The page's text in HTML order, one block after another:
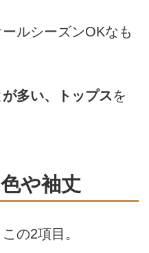
ルシーズンOKなも
多い、トップスを
や袖丈
の2項目。